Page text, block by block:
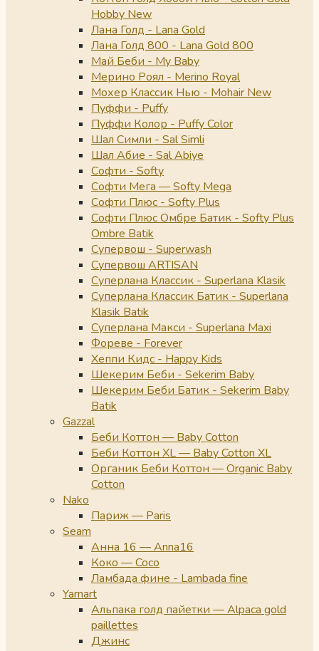
Hobby New
Лана Голд - Lana Gold
Лана Голд 800 - Lana Gold 800
Май Беби - My Baby
Мерино Роял - Merino Royal
Мохер Классик Нью - Mohair New
Пуффи - Puffy
Пуффи Колор - Puffy Color
Шал Симли - Sal Simli
Шал Абие - Sal Abiye
Софти - Softy
Софти Мега — Softy Mega
Софти Плюс - Softy Plus
Софти Плюс Омбре Батик - Softy Plus
Ombre Batik
Супервош - Superwash
Супервош ARTISAN
Суперлана Классик - Superlana Klasik
Суперлана Классик Батик - Superlana
Klasik Batik
Суперлана Макси - Superlana Maxi
Фореве - Forever
Хеппи Кидс - Happy Kids
Шекерим Беби - Sekerim Baby
Шекерим Беби Батик - Sekerim Baby
Batik
Gazzal
Беби Коттон — Baby Cotton
Беби Коттон XL — Baby Cotton XL
Органик Беби Коттон — Organic Baby
Cotton
Nako
Париж — Paris
Seam
Анна 16 — Anna16
Коко — Coco
Ламбада фине - Lambada fine
Yarnart
Альпака голд пайетки — Alpaca gold
paillettes
Джинс